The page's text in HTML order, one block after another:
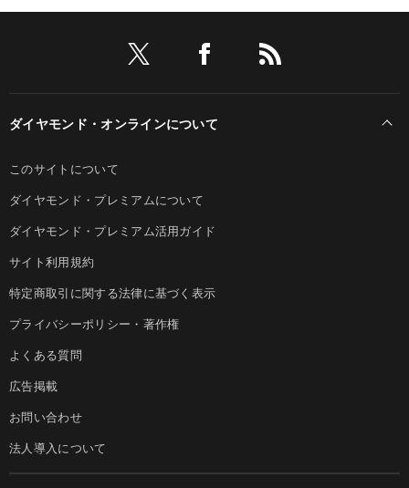
ダイヤモンド・オンラインについて
このサイトについて
ダイヤモンド・プレミアムについて
ダイヤモンド・プレミアム活用ガイド
サイト利用規約
特定商取引に関する法律に基づく表示
プライバシーポリシー・著作権
よくある質問
広告掲載
お問い合わせ
法人導入について